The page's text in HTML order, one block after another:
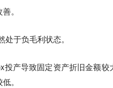
。
于负毛利状态。
产导致固定资产折旧金额较
。